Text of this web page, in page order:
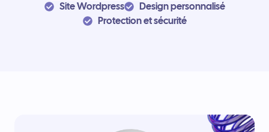
Site Wordpress
Design personnalisé
Protection et sécurité